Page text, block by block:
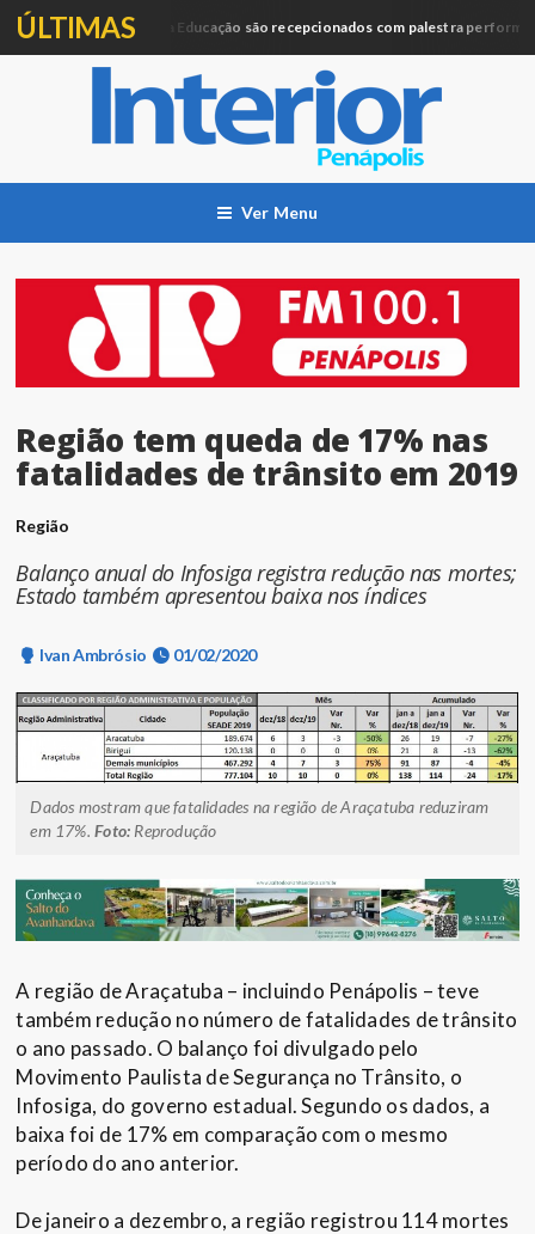
ÚLTIMAS
Profissionais da Educação são recepcionados com palestra performática
Ver Menu
Região tem queda de 17% nas
fatalidades de trânsito em 2019
Região
Balanço anual do Infosiga registra redução nas mortes;
Estado também apresentou baixa nos índices
Ivan Ambrósio 01/02/2020
Dados mostram que fatalidades na região de Araçatuba reduziram
em 17%.Foto: Reprodução
A região de Araçatuba – incluindo Penápolis – teve
também redução no número de fatalidades de trânsito
o ano passado. O balanço foi divulgado pelo
Movimento Paulista de Segurança no Trânsito, o
Infosiga, do governo estadual. Segundo os dados, a
baixa foi de 17% em comparação com o mesmo
período do ano anterior.
De janeiro a dezembro, a região registrou 114 mortes